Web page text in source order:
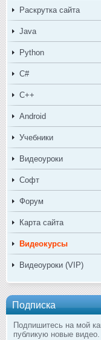
Раскрутка сайта
Java
Python
C#
C++
Android
Учебники
Видеоуроки
Софт
Форум
Карта сайта
Видеокурсы
Видеоуроки (VIP)
Подписка
Подпишитесь на мой
публикую новые видео.